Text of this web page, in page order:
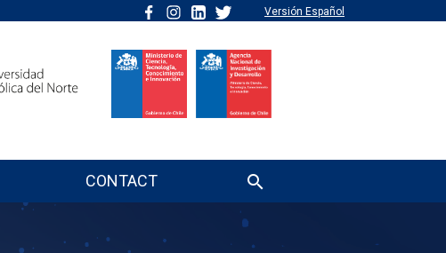
Versión Español
CONTACT